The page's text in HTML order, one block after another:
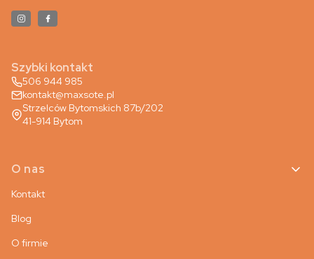
Szybki kontakt
506 944 985
kontakt@maxsote.pl
Strzelców Bytomskich 87b/202
41-914 Bytom
Linki w stopce
O nas
Kontakt
Blog
O firmie